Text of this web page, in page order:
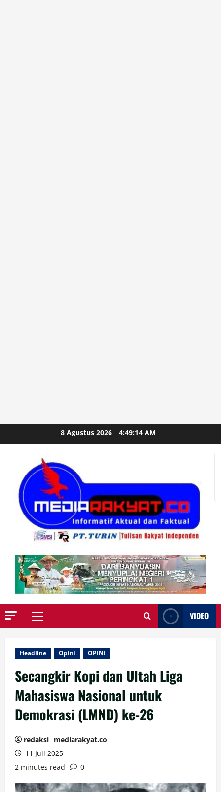
to
8 Agustus 2026 4:49:15 AM
Primary
VIDEO
Headline Opini OPINI
Secangkir Kopi dan Ultah Liga
Mahasiswa Nasional untuk
Demokrasi (LMND) ke-26
redaksi_ mediarakyat.co
11 Juli 2025
2 minutes read
0